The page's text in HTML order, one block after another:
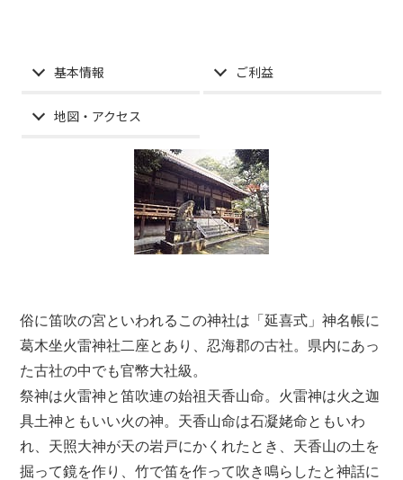
基本情報 ご利益
地図・アクセス
俗に笛吹の宮といわれるこの神社は「延喜式」神名帳に
葛木坐火雷神社二座とあり、忍海郡の古社。県内にあっ
た古社の中でも官幣大社級。
祭神は火雷神と笛吹連の始祖天香山命。火雷神は火之迦
具土神ともいい火の神。天香山命は石凝姥命ともいわ
れ、天照大神が天の岩戸にかくれたとき、天香山の土を
掘って鏡を作り、竹で笛を作って吹き鳴らしたと神話に